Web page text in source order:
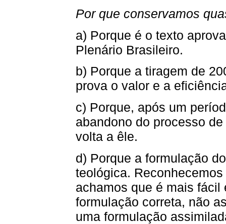
Por que conservamos
a) Porque é o texto
Plenário Brasileiro.
b) Porque a tiragem de
prova o valor e a
c) Porque, após um
abandono do processo
volta a êle.
d) Porque a formulação
teológica.
achamos que é mais fácil
formulação correta, não
uma formulação